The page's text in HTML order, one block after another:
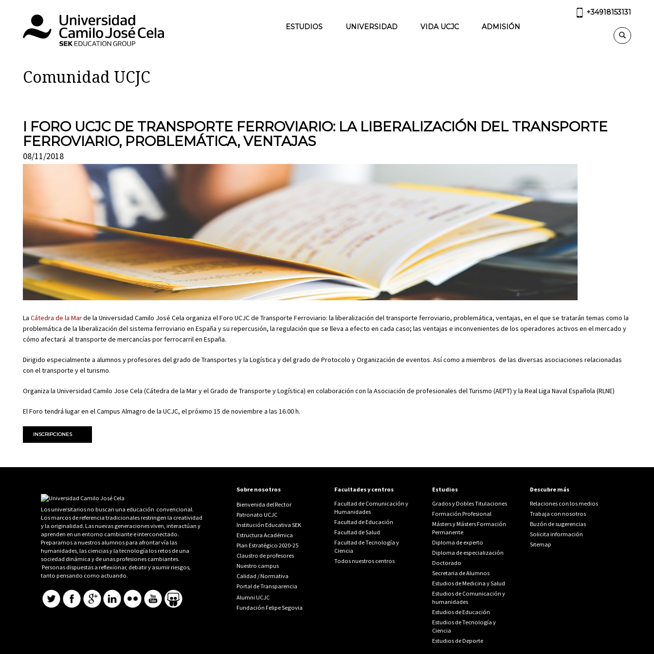
ESTUDIOS UNIVERSIDAD VIDA UCJC ADMISIÓN
+34918153131
Comunidad UCJC
I FORO UCJC DE TRANSPORTE FERROVIARIO: LA LIBERALIZACIÓN DEL TRANSPORTE
FERROVIARIO, PROBLEMÁTICA, VENTAJAS
08/11/2018
La Cátedra de la Marde la Universidad Camilo José Cela organiza el Foro UCJC de Transporte Ferroviario: la liberalización del transporte ferroviario, problemática, ventajas, en el que se tratarán temas como la
problemática de la liberalización del sistema ferroviario en España y su repercusión, la regulación que se lleva a efecto en cada caso; las ventajas e inconvenientes de los operadores activos en el mercado y
cómo afectará al transporte de mercancías por ferrocarril en España.
Dirigido especialmente a alumnos y profesores del grado de Transportes y la Logística y del grado de Protocolo y Organización de eventos. Así como a miembros de las diversas asociaciones relacionadas
con el transporte y el turismo.
Organiza la Universidad Camilo Jose Cela (Cátedra de la Mar y el Grado de Transporte y Logística) en colaboración con la Asociación de profesionales del Turismo (AEPT) y la Real Liga Naval Española (RLNE)
El Foro tendrá lugar en el Campus Almagro de la UCJC, el próximo 15 de noviembre a las 16.00 h.
INSCRIPCIONES
Los universitarios no buscan una educación convencional.
Los marcos de referencia tradicionales restringen la creatividad
y la originalidad. Las nuevas generaciones viven, interactúan y
aprenden en un entorno cambiante e interconectado.
Preparamos a nuestros alumnos para afrontar vía las
humanidades, las ciencias y la tecnología los retos de una
sociedad dinámica y de unas profesiones cambiantes.
Personas dispuestas a reflexionar, debatir y asumir riesgos,
tanto pensando como actuando.
Sobre nosotros
Bienvenida del Rector
Patronato UCJC
Institución Educativa SEK
Estructura Académica
Plan Estratégico 2020-25
Claustro de profesores
Nuestro campus
Calidad /Normativa
Portal de Transparencia
Alumni UCJC
Fundación Felipe Segovia
Facultades y centros
Facultad de Comunicación y
Humanidades
Facultad de Educación
Facultad de Salud
Facultad de Tecnología y
Ciencia
Todos nuestros centros
Estudios
Grados y Dobles Titulaciones
Formación Profesional
Másters y Másters Formación
Permanente
Diploma de experto
Diploma de especialización
Doctorado
Secretaria de Alumnos
Estudios de Medicina y Salud
Estudios de Comunicación y
humanidades
Estudios de Educación
Estudios de Tecnología y
Ciencia
Estudios de Deporte
Descubre más
Relaciones con los medios
Trabaja con nosotros
Buzón de sugerencias
Solicita información
Sitemap